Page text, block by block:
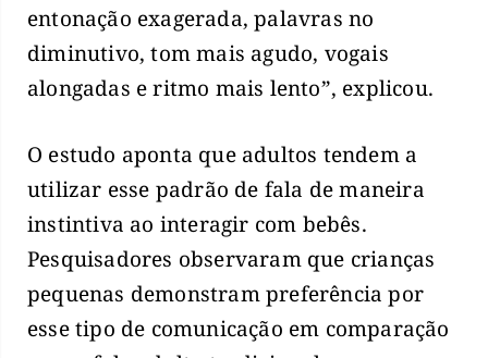
entonação exagerada, palavras no
diminutivo, tom mais agudo, vogais
alongadas e ritmo mais lento”, explicou.
O estudo aponta que adultos tendem a
utilizar esse padrão de fala de maneira
instintiva ao interagir com bebês.
Pesquisadores observaram que crianças
pequenas demonstram preferência por
esse tipo de comunicação em comparação